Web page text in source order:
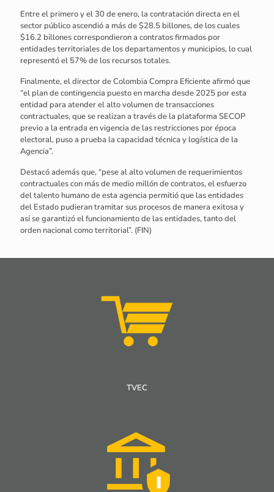
Entre el primero y el 30 de enero, la contratación directa en el
sector público ascendió a más de $28.5 billones, de los cuales
$16.2 billones correspondieron a contratos firmados por
entidades territoriales de los departamentos y municipios, lo cual
representó el 57% de los recursos totales.
Finalmente, el director de Colombia Compra Eficiente afirmó que
“el plan de contingencia puesto en marcha desde 2025 por esta
entidad para atender el alto volumen de transacciones
contractuales, que se realizan a través de la plataforma SECOP
previo a la entrada en vigencia de las restricciones por época
electoral, puso a prueba la capacidad técnica y logística de la
Agencia”.
Destacó además que, “pese al alto volumen de requerimientos
contractuales con más de medio millón de contratos, el esfuerzo
del talento humano de esta agencia permitió que las entidades
del Estado pudieran tramitar sus procesos de manera exitosa y
así se garantizó el funcionamiento de las entidades, tanto del
orden nacional como territorial”. (FIN)
TVEC